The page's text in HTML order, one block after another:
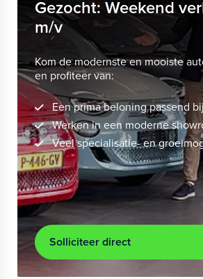
Gezocht: Weekend
m/v
Kom de modernste en mooiste
en profiteer van:
Een prima beloning passend
Werken in een moderne
Veel specialisatie- en
Solliciteer direct